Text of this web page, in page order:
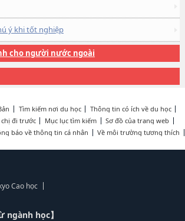
ý khi tốt nghiệp
cho người nước ngoài
Tìm kiếm nơi du học
Thông tin có ích về du học
đi trước
Mục lục tìm kiếm
Sơ đồ của trang web
báo về thông tin cá nhân Về môi trường tương thích
Cao học
ngành học】